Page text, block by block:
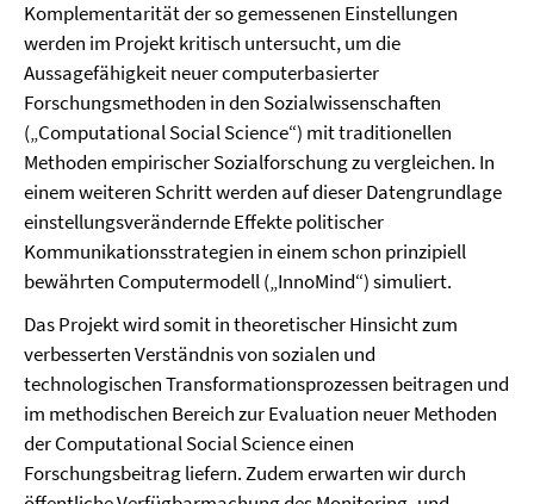
Komplementarität der so gemessenen Einstellungen
werden im Projekt kritisch untersucht, um die
Aussagefähigkeit neuer computerbasierter
Forschungsmethoden in den Sozialwissenschaften
(„Computational Social Science“) mit traditionellen
Methoden empirischer Sozialforschung zu vergleichen. In
einem weiteren Schritt werden auf dieser Datengrundlage
einstellungsverändernde Effekte politischer
Kommunikationsstrategien in einem schon prinzipiell
bewährten Computermodell („InnoMind“) simuliert.
Das Projekt wird somit in theoretischer Hinsicht zum
verbesserten Verständnis von sozialen und
technologischen Transformationsprozessen beitragen und
im methodischen Bereich zur Evaluation neuer Methoden
der Computational Social Science einen
Forschungsbeitrag liefern. Zudem erwarten wir durch